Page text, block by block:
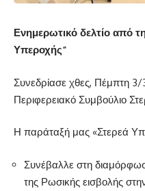
Ενημερωτικό δελτίο από
Υπεροχής”
Συνεδρίασε χθες, Πέμπτη
Περιφερειακό Συμβούλιο
Η παράταξή μας «Στερεά
Συνέβαλλε στη
της Ρωσικής εισβολής